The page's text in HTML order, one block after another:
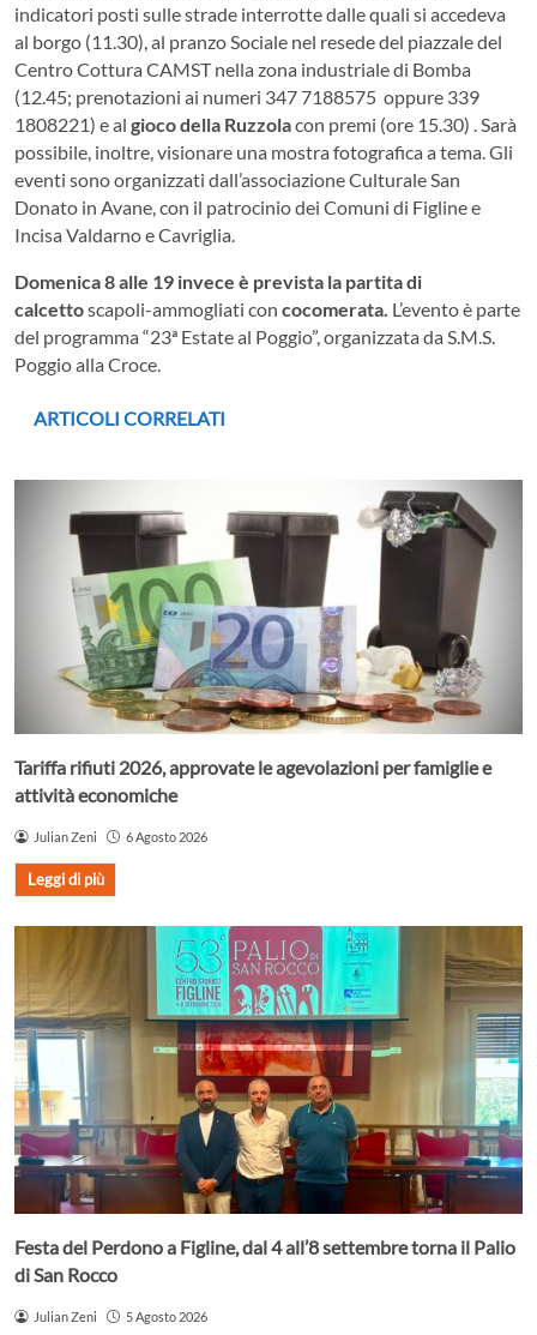
indicatori posti sulle strade interrotte dalle quali si accedeva
al borgo (11.30), al pranzo Sociale nel resede del piazzale del
Centro Cottura CAMST nella zona industriale di Bomba
(12.45; prenotazioni ai numeri 347 7188575 oppure 339
1808221) e al gioco della Ruzzolacon premi (ore 15.30) . Sarà
possibile, inoltre, visionare una mostra fotografica a tema. Gli
eventi sono organizzati dall’associazione Culturale San
Donato in Avane, con il patrocinio dei Comuni di Figline e
Incisa Valdarno e Cavriglia.
Domenica 8 alle 19 invece è prevista la partita di
calcettoscapoli-ammogliati con cocomerata. L’evento è parte
del programma “23ª Estate al Poggio”, organizzata da S.M.S.
Poggio alla Croce.
ARTICOLI CORRELATI
Tariffa rifiuti 2026, approvate le agevolazioni per famiglie e
attività economiche
Julian Zeni 6 Agosto 2026
Leggi di più
Festa del Perdono a Figline, dal 4 all’8 settembre torna il Palio
di San Rocco
Julian Zeni 5 Agosto 2026